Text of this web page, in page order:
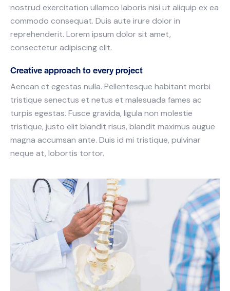
nostrud exercitation ullamco laboris nisi ut aliquip ex ea
commodo consequat. Duis aute irure dolor in
reprehenderit. Lorem ipsum dolor sit amet,
consectetur adipiscing elit.
Creative approach to every project
Aenean et egestas nulla. Pellentesque habitant morbi
tristique senectus et netus et malesuada fames ac
turpis egestas. Fusce gravida, ligula non molestie
tristique, justo elit blandit risus, blandit maximus augue
magna accumsan ante. Duis id mi tristique, pulvinar
neque at, lobortis tortor.